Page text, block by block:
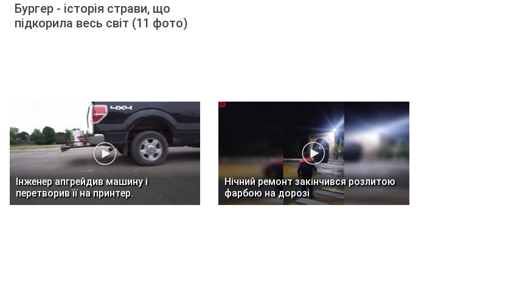
Бургер - історія страви, що
підкорила весь світ (11 фото)
Інженер апгрейдив машину і
перетворив її на принтер.
Нічний ремонт закінчився розлитою
фарбою на дорозі